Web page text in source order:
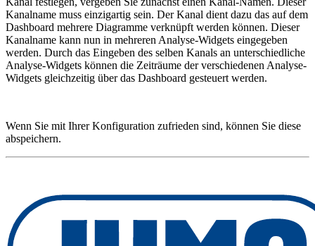
Kanalname muss einzigartig sein. Der Kanal dient dazu das auf dem
Dashboard mehrere Diagramme verknüpft werden können. Dieser
Kanalname kann nun in mehreren Analyse-Widgets eingegeben
werden. Durch das Eingeben des selben Kanals an unterschiedliche
Analyse-Widgets können die Zeiträume der verschiedenen Analyse-
Widgets gleichzeitig über das Dashboard gesteuert werden.
Wenn Sie mit Ihrer Konfiguration zufrieden sind, können Sie diese
abspeichern.